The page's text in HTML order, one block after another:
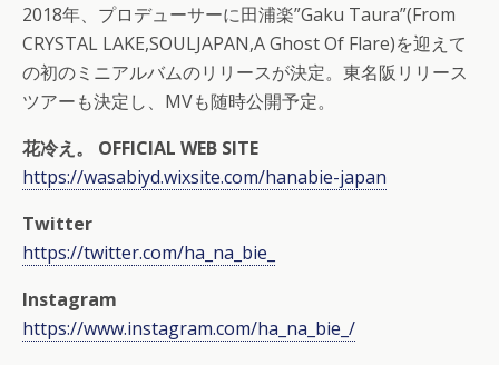
2018年、プロデューサーに田浦楽”Gaku Taura”(From
CRYSTAL LAKE,SOULJAPAN,A Ghost Of Flare)を迎えて
の初のミニアルバムのリリースが決定。東名阪リリース
ツアーも決定し、MVも随時公開予定。
花冷え。 OFFICIAL WEB SITE
https://wasabiyd.wixsite.com/hanabie-japan
Twitter
https://twitter.com/ha_na_bie_
Instagram
https://www.instagram.com/ha_na_bie_/